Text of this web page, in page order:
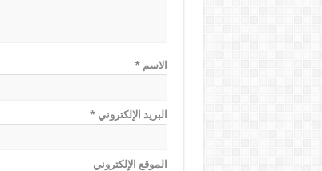
الاسم*
البريد الإلكتروني*
الموقع الإلكتروني